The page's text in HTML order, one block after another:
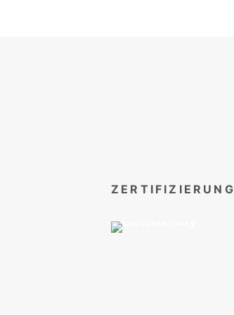
ZERTIFIZIERUNG